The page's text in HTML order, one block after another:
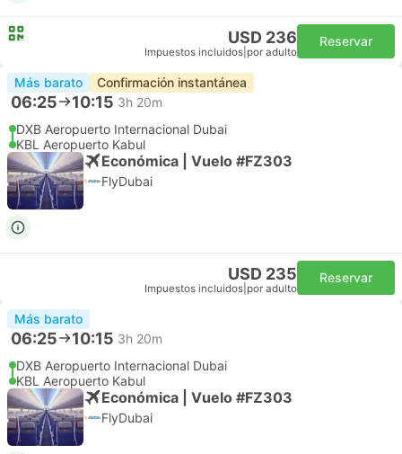
USD 236
Impuestos incluidos por adulto
Reservar
Más barato Confirmación instantánea
06:25 10:15 3h 20m
DXB Aeropuerto Internacional Dubai
KBL Aeropuerto Kabul
Económica | Vuelo #FZ303
FlyDubai
USD 235
Impuestos incluidos por adulto
Reservar
Más barato
06:25 10:15 3h 20m
DXB Aeropuerto Internacional Dubai
KBL Aeropuerto Kabul
Económica | Vuelo #FZ303
FlyDubai